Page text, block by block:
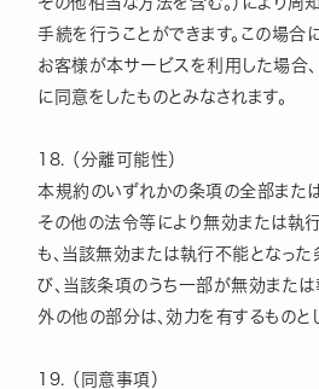
手続を行うことができます。この場合
お客様が本サービスを利用した場合
に同意をしたものとみなされます。
18. （分離可能性）
本規約のいずれかの条項の全部また
その他の法令等により無効または執
も、当該無効または執行不能となっ
び、当該条項のうち一部が無効また
外の他の部分は、効力を有するものと
19. （同意事項）